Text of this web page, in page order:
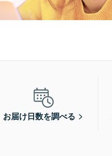
お届け日数を調べる